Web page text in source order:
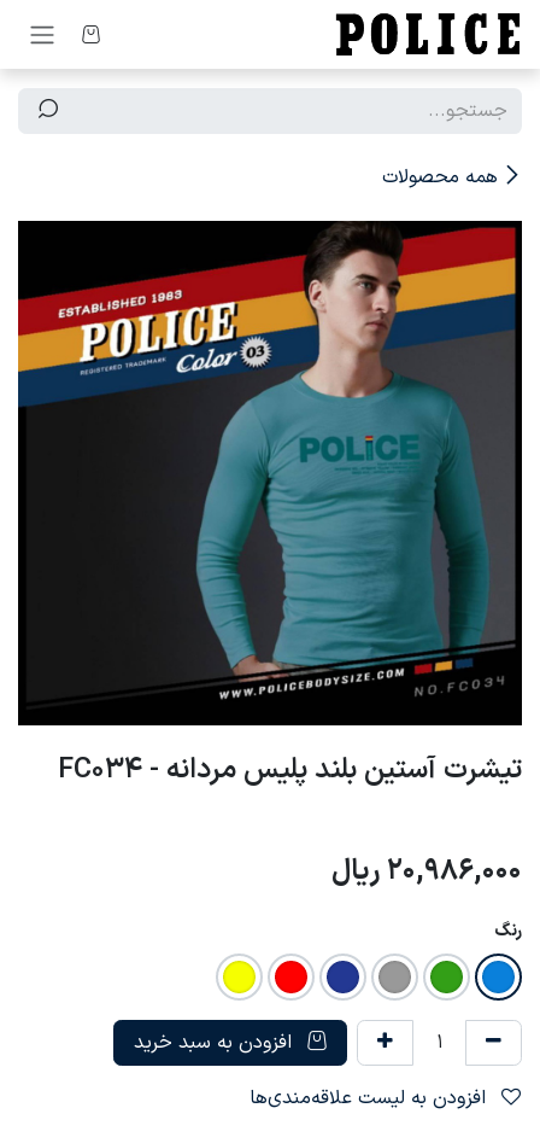
صرف نظر و مشاهده محتوا
همه محصولات
تیشرت آستین بلند پلیس مردانه - FC034
20,986,000 ریال
رنگ
افزودن به سبد خرید